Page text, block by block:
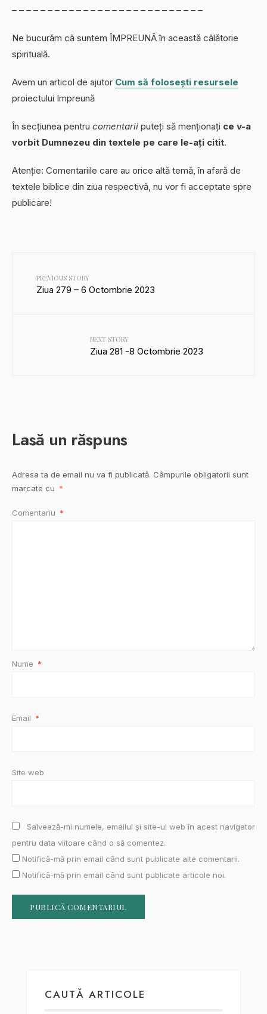
– – – – – – – – – – – – – – – – – – – – – – – – – – –
Ne bucurăm că suntem ÎMPREUNĂ în această călătorie
spirituală.
Avem un articol de ajutor Cum să folosești resursele
proiectului Impreună
În secțiunea pentru comentarii puteți să menționați ce v-a
vorbit Dumnezeu din textele pe care le-ați citit.
Atenție: Comentariile care au orice altă temă, în afară de
textele biblice din ziua respectivă, nu vor fi acceptate spre
publicare!
PREVIOUS STORY
Ziua 279 – 6 Octombrie 2023
NEXT STORY
Ziua 281 -8 Octombrie 2023
Lasă un răspuns
Adresa ta de email nu va fi publicată. Câmpurile obligatorii sunt
marcate cu *
Comentariu *
Nume *
Email *
Site web
Salvează-mi numele, emailul și site-ul web în acest navigator
pentru data viitoare când o să comentez.
Notifică-mă prin email când sunt publicate alte comentarii.
Notifică-mă prin email când sunt publicate articole noi.
CAUTĂ ARTICOLE